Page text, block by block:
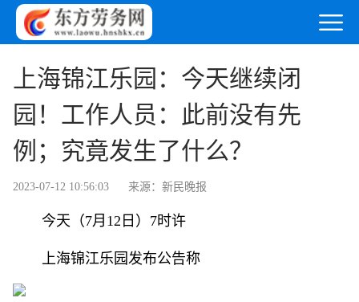
上海锦江乐园：今天继续闭
园！工作人员：此前没有先
例；究竟发生了什么？
2023-07-12 10:56:03 来源：新民晚报
今天（7月12日）7时许
上海锦江乐园发布公告称